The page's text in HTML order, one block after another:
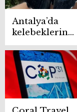
Antalya’da
kelebeklerin
renkli dünyası
turistlerin yeni
rotası oldu